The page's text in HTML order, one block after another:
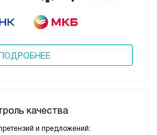
ПОДРОБНЕЕ
качества
и предложений: